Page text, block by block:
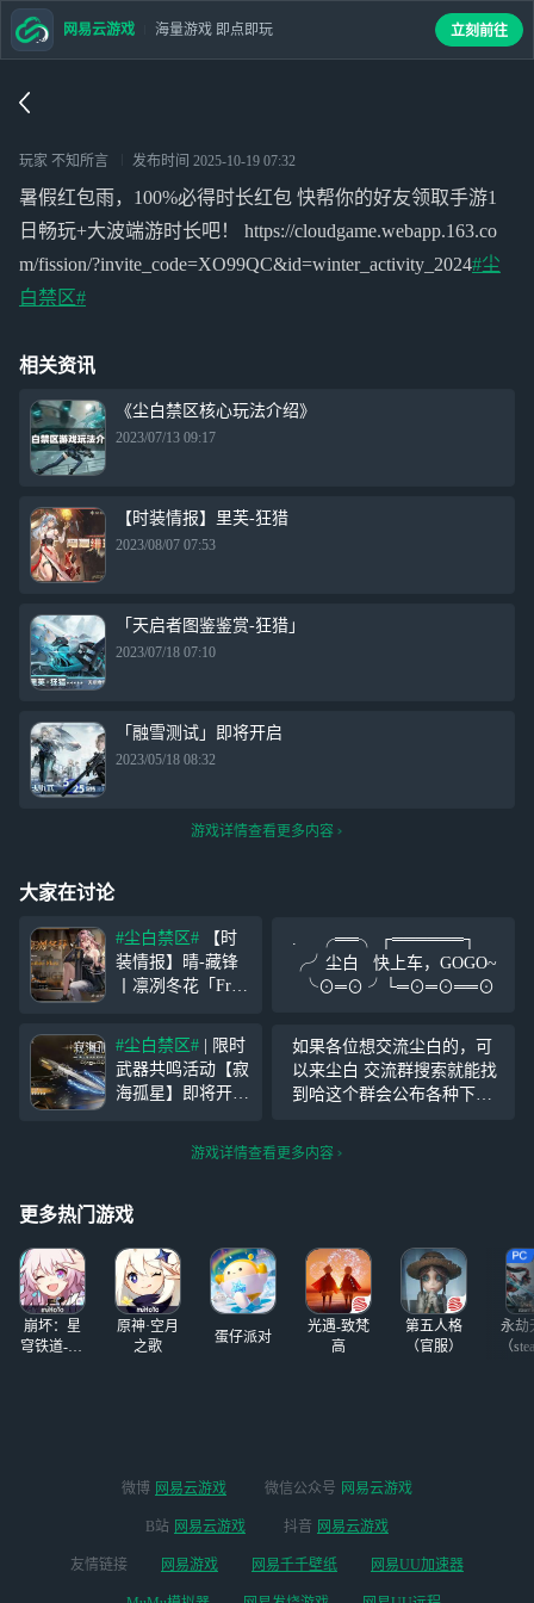
玩家 不知所言 发布时间 2025-10-19 07:32
暑假红包雨，100%必得时长红包 快帮你的好友领取手游1
日畅玩+大波端游时长吧！ https://cloudgame.webapp.163.co
m/fission/?invite_code=XO99QC&id=winter_activity_2024#尘
白禁区#
相关资讯
《尘白禁区核心玩法介绍》
2023/07/13 09:17
【时装情报】里芙-狂猎
2023/08/07 07:53
「天启者图鉴鉴赏-狂猎」
2023/07/18 07:10
「融雪测试」即将开启
2023/05/18 08:32
游戏详情查看更多内容
大家在讨论
#尘白禁区#
装情报】晴-藏锋
丨凛冽冬花「Frost
小瞧战场，也不要
小瞧战场上的任何
一个‘没有攻击
性’的人。” 获取方
架。 ※实装效果
. ╭══╮ ┌══════┐
╭╯尘白 快上车，GOGO~
╰⊙═⊙ ╯└═⊙═⊙══⊙
#尘白禁区# | 限时
武器共鸣活动【寂
海孤星】即将开
取概率UP！ 限时
武器共鸣活动【寂
启，【海王星】获
时间* 01月18日维
护后- 02月15日0
如果各位想交流尘白的，可
以来尘白 交流群搜索就能找
到哈这个群会公布各种下个
内容
游戏详情查看更多内容
更多热门游戏
崩坏：星
穹铁道-4.4
原神·空月
之歌
蛋仔派对
光遇-致梵
高
第五人格
（官服）
永劫
（
网易云游戏 海量游戏 即点即玩 立刻前往
微博 网易云游戏 微信公众号 网易云游戏
B站 网易云游戏 抖音 网易云游戏
友情链接 网易游戏 网易千千壁纸 网易UU加速器